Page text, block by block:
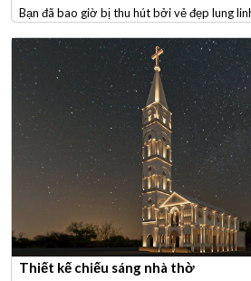
Bạn đã bao giờ bị thu hút bởi vẻ đẹp lung
Thiết kế chiếu sáng nhà thờ